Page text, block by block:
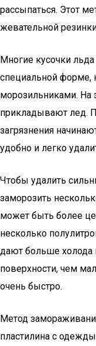
рассыпаться. Этот
жевательной
Многие кусочки
специальной форме,
морозильниками. На
прикладывают лед.
загрязнения
удобно и легко
Чтобы удалить
заморозить
может быть более
несколько
дают больше
поверхности, чем
очень быстро.
Метод
пластилина с